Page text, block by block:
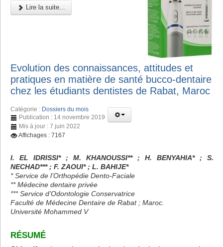
Lire la suite...
Evolution des connaissances, attitudes et
pratiques en matière de santé bucco-dentaire
chez les étudiants dentistes de Rabat, Maroc
Catégorie : Dossiers du mois
Publication : 14 novembre 2019
Mis à jour : 7 juin 2022
Affichages : 7167
I. EL IDRISSI* ; M. KHANOUSSI** ; H. BENYAHIA* ; S.
NECHAD*** ; F. ZAOUI* ; L. BAHIJE*
* Service de l’Orthopédie Dento-Faciale
** Médecine dentaire privée
*** Service d’Odontologie Conservatrice
Faculté de Médecine Dentaire de Rabat ; Maroc.
Université Mohammed V
RÉSUMÉ